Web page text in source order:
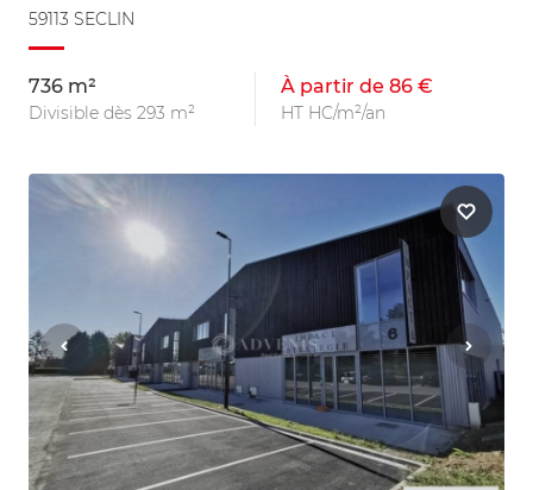
59113 SECLIN
736 m²
Divisible dès 293 m²
À partir de 86 €
HT HC/m²/an